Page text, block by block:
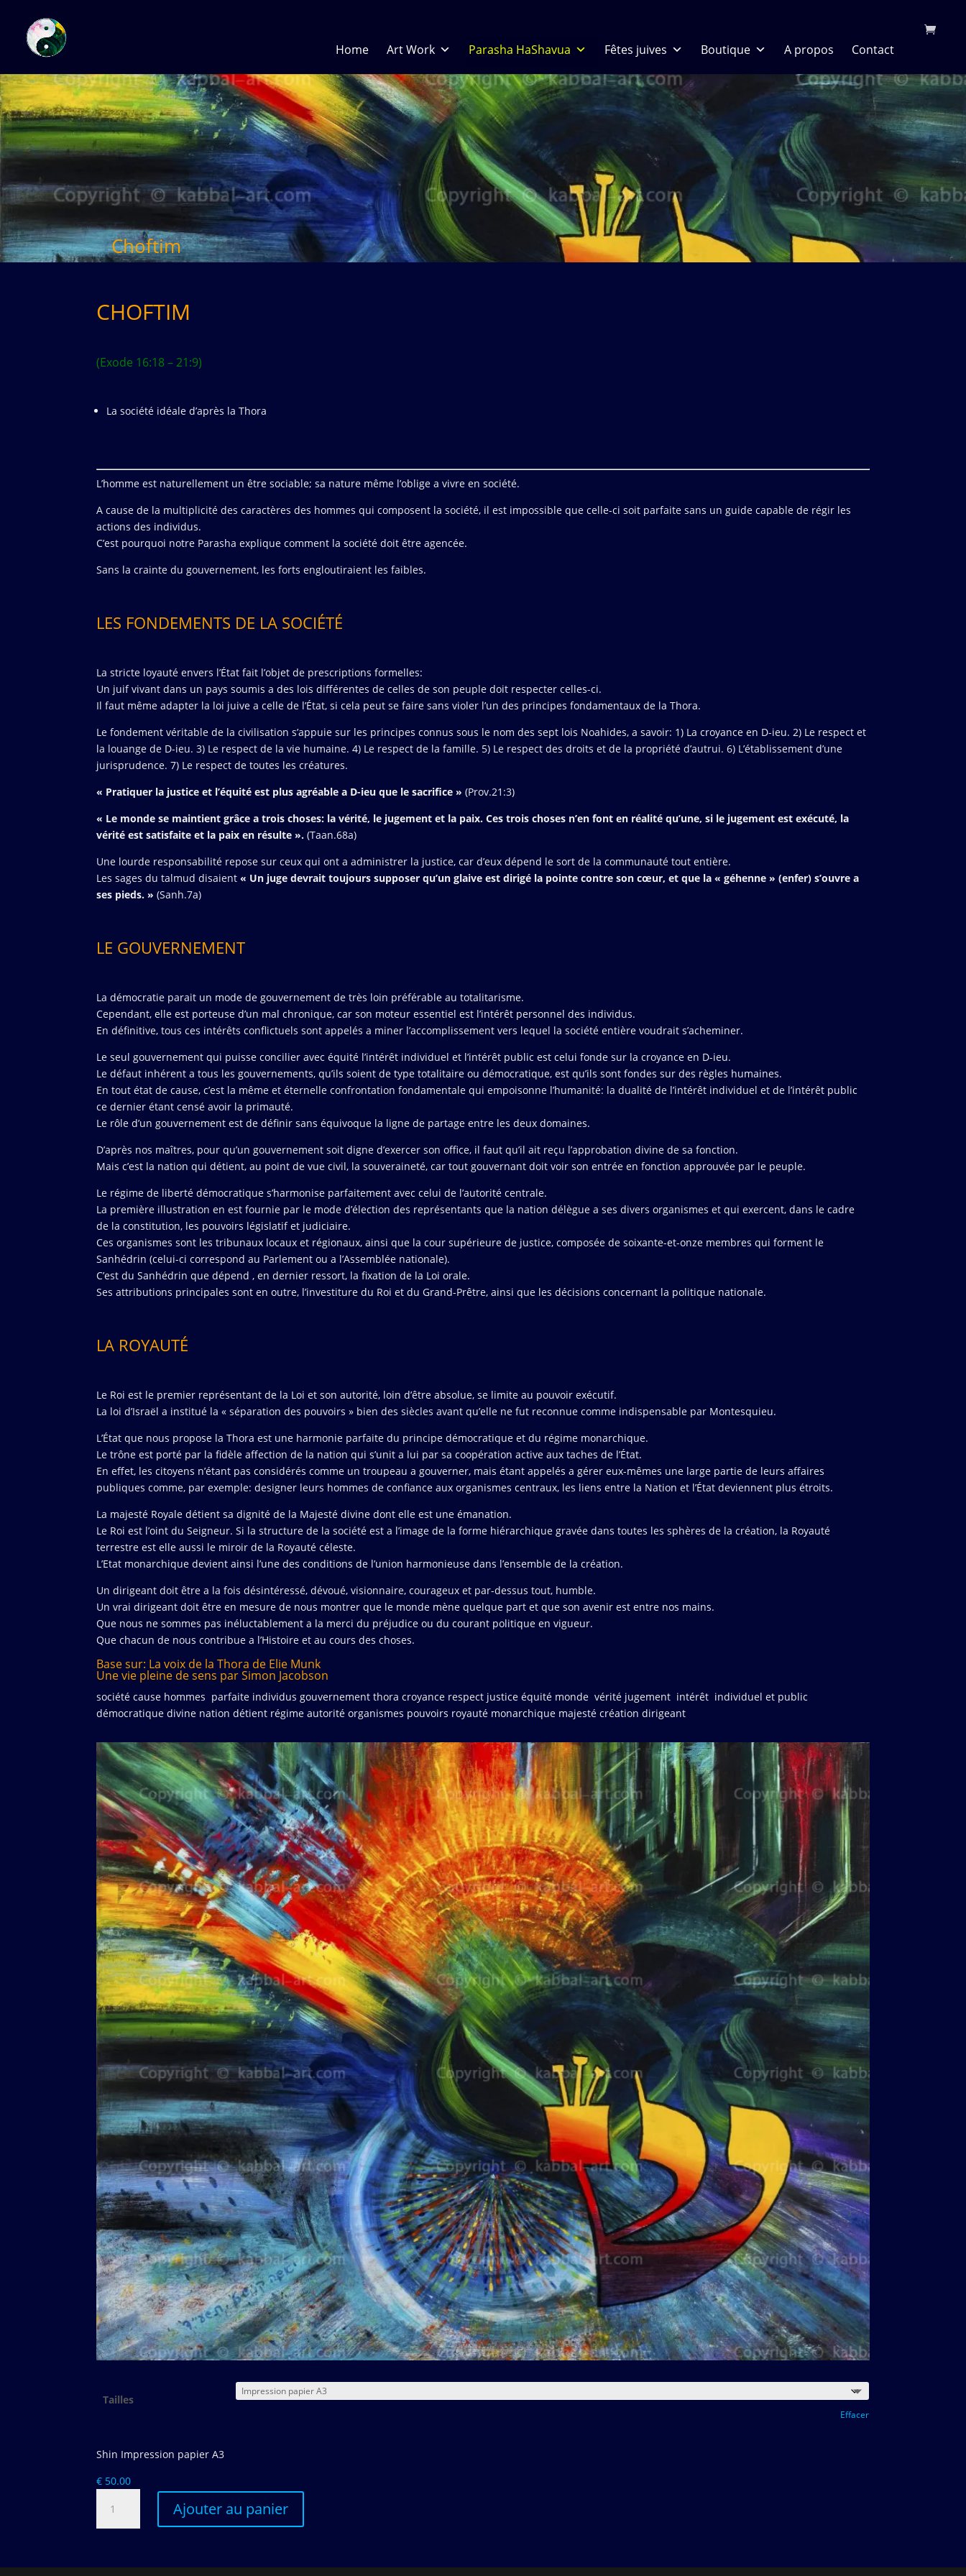
Home Art Work Parasha HaShavua Fêtes juives Boutique A propos Contact
Choftim
CHOFTIM
(Exode 16:18 – 21:9)
La société idéale d’après la Thora
L’homme est naturellement un être sociable; sa nature même l’oblige a vivre en société.
A cause de la multiplicité des caractères des hommes qui composent la société, il est impossible que celle-ci soit parfaite sans un guide capable de régir les
actions des individus.
C’est pourquoi notre Parasha explique comment la société doit être agencée.
Sans la crainte du gouvernement, les forts engloutiraient les faibles.
LES FONDEMENTS DE LA SOCIÉTÉ
La stricte loyauté envers l’État fait l’objet de prescriptions formelles:
Un juif vivant dans un pays soumis a des lois différentes de celles de son peuple doit respecter celles-ci.
Il faut même adapter la loi juive a celle de l’État, si cela peut se faire sans violer l’un des principes fondamentaux de la Thora.
Le fondement véritable de la civilisation s’appuie sur les principes connus sous le nom des sept lois Noahides, a savoir: 1) La croyance en D-ieu. 2) Le respect et
la louange de D-ieu. 3) Le respect de la vie humaine. 4) Le respect de la famille. 5) Le respect des droits et de la propriété d’autrui. 6) L’établissement d’une
jurisprudence. 7) Le respect de toutes les créatures.
« Pratiquer la justice et l’équité est plus agréable a D-ieu que le sacrifice » (Prov.21:3)
« Le monde se maintient grâce a trois choses: la vérité, le jugement et la paix. Ces trois choses n’en font en réalité qu’une, si le jugement est exécuté, la
vérité est satisfaite et la paix en résulte ». (Taan.68a)
Une lourde responsabilité repose sur ceux qui ont a administrer la justice, car d’eux dépend le sort de la communauté tout entière.
Les sages du talmud disaient« Un juge devrait toujours supposer qu’un glaive est dirigé la pointe contre son cœur, et que la « géhenne » (enfer) s’ouvre a
ses pieds. » (Sanh.7a)
LE GOUVERNEMENT
La démocratie parait un mode de gouvernement de très loin préférable au totalitarisme.
Cependant, elle est porteuse d’un mal chronique, car son moteur essentiel est l’intérêt personnel des individus.
En définitive, tous ces intérêts conflictuels sont appelés a miner l’accomplissement vers lequel la société entière voudrait s’acheminer.
Le seul gouvernement qui puisse concilier avec équité l’intérêt individuel et l’intérêt public est celui fonde sur la croyance en D-ieu.
Le défaut inhérent a tous les gouvernements, qu’ils soient de type totalitaire ou démocratique, est qu’ils sont fondes sur des règles humaines.
En tout état de cause, c’est la même et éternelle confrontation fondamentale qui empoisonne l’humanité: la dualité de l’intérêt individuel et de l’intérêt public
ce dernier étant censé avoir la primauté.
Le rôle d’un gouvernement est de définir sans équivoque la ligne de partage entre les deux domaines.
D’après nos maîtres, pour qu’un gouvernement soit digne d’exercer son office, il faut qu’il ait reçu l’approbation divine de sa fonction.
Mais c’est la nation qui détient, au point de vue civil, la souveraineté, car tout gouvernant doit voir son entrée en fonction approuvée par le peuple.
Le régime de liberté démocratique s’harmonise parfaitement avec celui de l’autorité centrale.
La première illustration en est fournie par le mode d’élection des représentants que la nation délègue a ses divers organismes et qui exercent, dans le cadre
de la constitution, les pouvoirs législatif et judiciaire.
Ces organismes sont les tribunaux locaux et régionaux, ainsi que la cour supérieure de justice, composée de soixante-et-onze membres qui forment le
Sanhédrin (celui-ci correspond au Parlement ou a l’Assemblée nationale).
C’est du Sanhédrin que dépend , en dernier ressort, la fixation de la Loi orale.
Ses attributions principales sont en outre, l’investiture du Roi et du Grand-Prêtre, ainsi que les décisions concernant la politique nationale.
LA ROYAUTÉ
Le Roi est le premier représentant de la Loi et son autorité, loin d’être absolue, se limite au pouvoir exécutif.
La loi d’Israël a institué la « séparation des pouvoirs » bien des siècles avant qu’elle ne fut reconnue comme indispensable par Montesquieu.
L’État que nous propose la Thora est une harmonie parfaite du principe démocratique et du régime monarchique.
Le trône est porté par la fidèle affection de la nation qui s’unit a lui par sa coopération active aux taches de l’État.
En effet, les citoyens n’étant pas considérés comme un troupeau a gouverner, mais étant appelés a gérer eux-mêmes une large partie de leurs affaires
publiques comme, par exemple: designer leurs hommes de confiance aux organismes centraux, les liens entre la Nation et l’État deviennent plus étroits.
La majesté Royale détient sa dignité de la Majesté divine dont elle est une émanation.
Le Roi est l’oint du Seigneur. Si la structure de la société est a l’image de la forme hiérarchique gravée dans toutes les sphères de la création, la Royauté
terrestre est elle aussi le miroir de la Royauté céleste.
L’Etat monarchique devient ainsi l’une des conditions de l’union harmonieuse dans l’ensemble de la création.
Un dirigeant doit être a la fois désintéressé, dévoué, visionnaire, courageux et par-dessus tout, humble.
Un vrai dirigeant doit être en mesure de nous montrer que le monde mène quelque part et que son avenir est entre nos mains.
Que nous ne sommes pas inéluctablement a la merci du préjudice ou du courant politique en vigueur.
Que chacun de nous contribue a l’Histoire et au cours des choses.
Base sur: La voix de la Thora de Elie Munk
Une vie pleine de sens par Simon Jacobson
société cause hommes parfaite individus gouvernement thora croyance respect justice équité monde vérité jugement intérêt individuel et public
démocratique divine nation détient régime autorité organismes pouvoirs royauté monarchique majesté création dirigeant
Tailles
Effacer
Shin Impression papier A3
€ 50.00
The
Ajouter au panier